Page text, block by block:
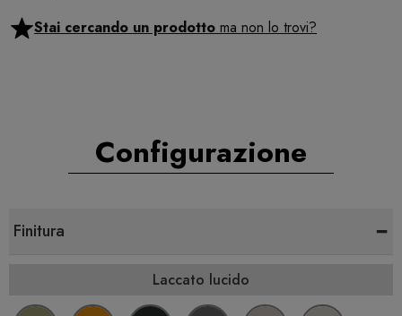
Stai cercando un prodotto ma non lo trovi?
Configurazione
Finitura -
Laccato lucido